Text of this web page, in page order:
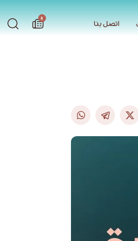
اتصل بنا 8الاخبار